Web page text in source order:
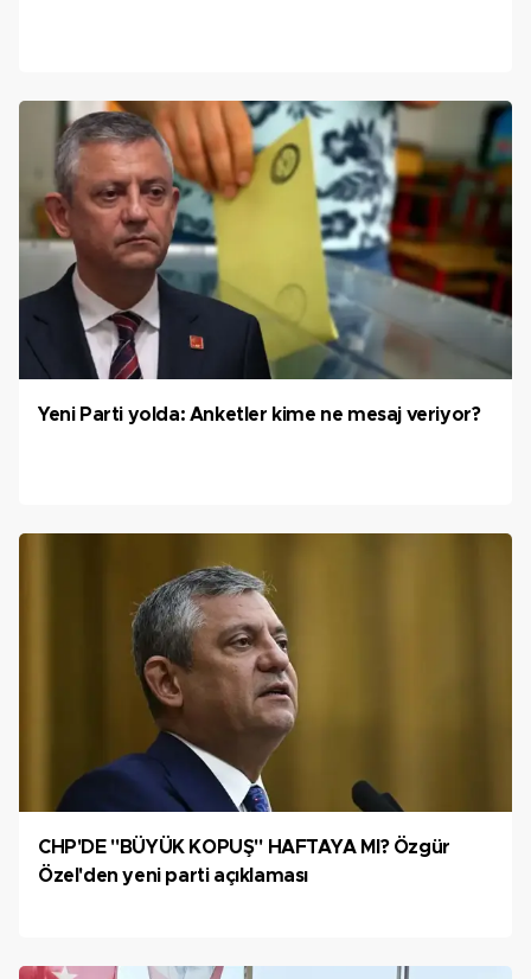
Yeni Parti yolda: Anketler kime ne mesaj veriyor?
CHP'DE "BÜYÜK KOPUŞ" HAFTAYA MI? Özgür
Özel'den yeni parti açıklaması